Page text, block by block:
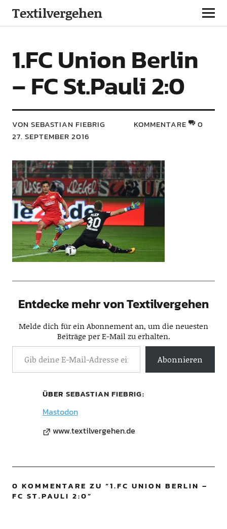
Textilvergehen
1.FC Union Berlin
– FC St.Pauli 2:0
VON SEBASTIAN FIEBRIG
27. SEPTEMBER 2016
KOMMENTARE 0
Entdecke mehr von Textilvergehen
Melde dich für ein Abonnement an, um die neuesten
Beiträge per E-Mail zu erhalten.
Abonnieren
ÜBER SEBASTIAN FIEBRIG
Mastodon
www.textilvergehen.de
0 KOMMENTARE ZU “1.FC UNION BERLIN –
FC ST.PAULI 2:0”